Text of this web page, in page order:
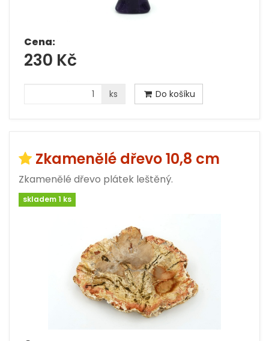
Cena:
230 Kč
ks Do košíku
Zkamenělé dřevo 10,8 cm
Zkamenělé dřevo plátek leštěný.
skladem 1 ks